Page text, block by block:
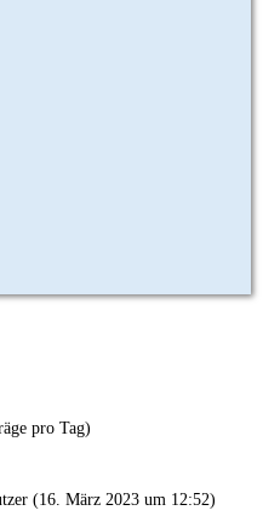
pro Tag)
(16. März 2023 um 12:52)